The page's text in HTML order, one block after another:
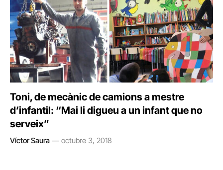
Toni, de mecànic de camions a mestre
d’infantil: “Mai li digueu a un infant que no
serveix”
Víctor Saura octubre 3, 2018